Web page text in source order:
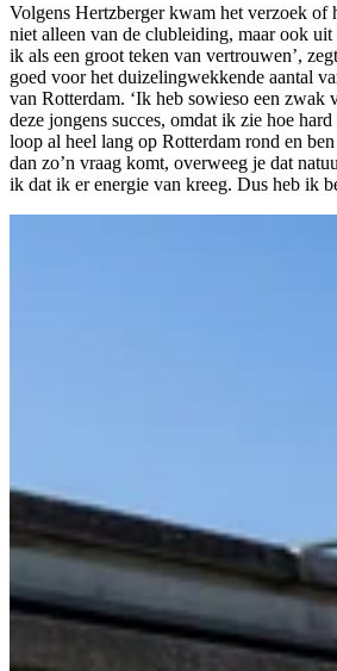
Volgens Hertzberger kwam het verzoek of
niet alleen van de clubleiding, maar ook uit
ik als een groot teken van vertrouwen’,
goed voor het duizelingwekkende aantal
van Rotterdam. ‘Ik heb sowieso een zwak
deze jongens succes, omdat ik zie hoe
loop al heel lang op Rotterdam rond en
dan zo’n vraag komt, overweeg je dat
ik dat ik er energie van kreeg. Dus heb ik